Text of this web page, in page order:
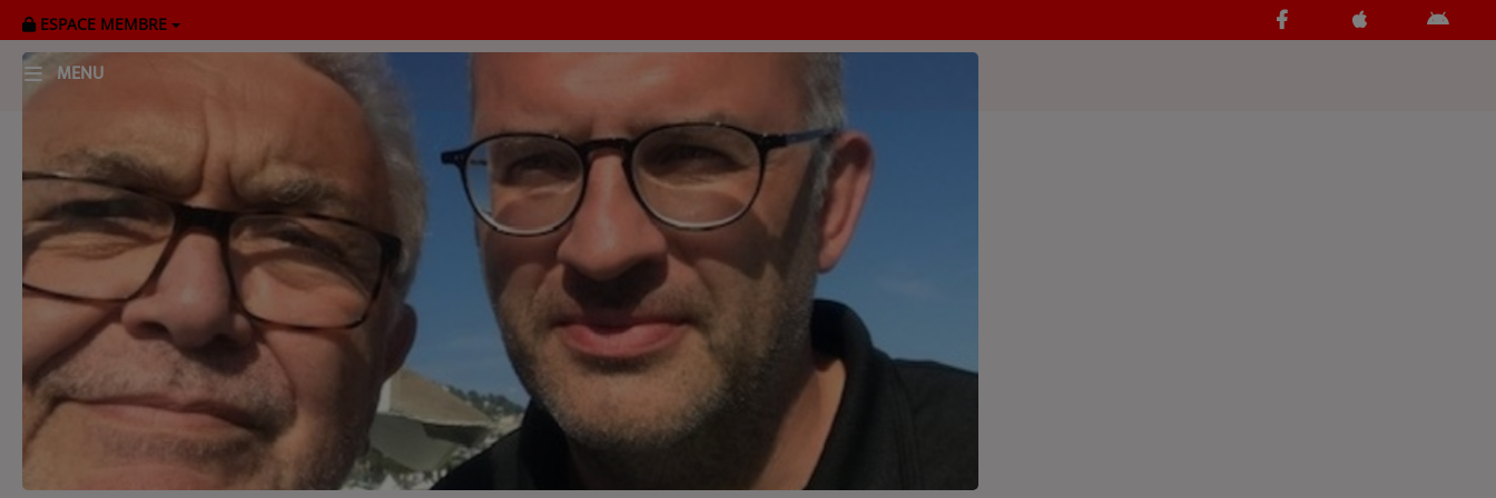
ESPACE MEMBRE
MENU
RADIOPLAYER
CK RADIO Line-up
PODCASTS
Cultur'Ciné - Jean Meurice
CONCOURS